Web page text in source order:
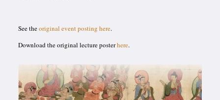
See theoriginal event posting here.
Download the original lecture posterhere.